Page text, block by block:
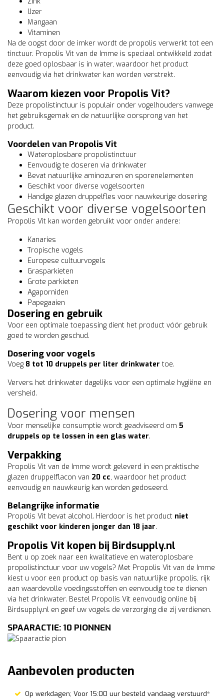
IJzer
Mangaan
Vitaminen
Na de oogst door de imker wordt de propolis verwerkt tot een
tinctuur. Propolis Vit van de Imme is speciaal ontwikkeld zodat
deze goed oplosbaar is in water, waardoor het product
eenvoudig via het drinkwater kan worden verstrekt.
Waarom kiezen voor Propolis Vit?
Deze propolistinctuur is populair onder vogelhouders vanwege
het gebruiksgemak en de natuurlijke oorsprong van het
product.
Voordelen van Propolis Vit
Wateroplosbare propolistinctuur
Eenvoudig te doseren via drinkwater
Bevat natuurlijke aminozuren en sporenelementen
Geschikt voor diverse vogelsoorten
Handige glazen druppelfles voor nauwkeurige dosering
Geschikt voor diverse vogelsoorten
Propolis Vit kan worden gebruikt voor onder andere:
Kanaries
Tropische vogels
Europese cultuurvogels
Grasparkieten
Grote parkieten
Agaporniden
Papegaaien
Dosering en gebruik
Voor een optimale toepassing dient het product vóór gebruik
goed te worden geschud.
Dosering voor vogels
Voeg 8 tot 10 druppels per liter drinkwater toe.
Ververs het drinkwater dagelijks voor een optimale hygiëne en
versheid.
Dosering voor mensen
Voor menselijke consumptie wordt geadviseerd om 5
druppels op te lossen in een glas water.
Verpakking
Propolis Vit van de Imme wordt geleverd in een praktische
glazen druppelflacon van 20 cc, waardoor het product
eenvoudig en nauwkeurig kan worden gedoseerd.
Belangrijke informatie
Propolis Vit bevat alcohol. Hierdoor is het product niet
geschikt voor kinderen jonger dan 18 jaar.
Propolis Vit kopen bij Birdsupply.nl
Bent u op zoek naar een kwalitatieve en wateroplosbare
propolistinctuur voor uw vogels? Met Propolis Vit van de Imme
kiest u voor een product op basis van natuurlijke propolis, rijk
aan waardevolle voedingsstoffen en eenvoudig toe te dienen
via het drinkwater. Bestel Propolis Vit eenvoudig online bij
Birdsupply.nl en geef uw vogels de verzorging die zij verdienen.
SPAARACTIE: 10 PIONNEN
Aanbevolen producten
Op werkdagen; Voor 15:00 uur besteld vandaag verstuurd*